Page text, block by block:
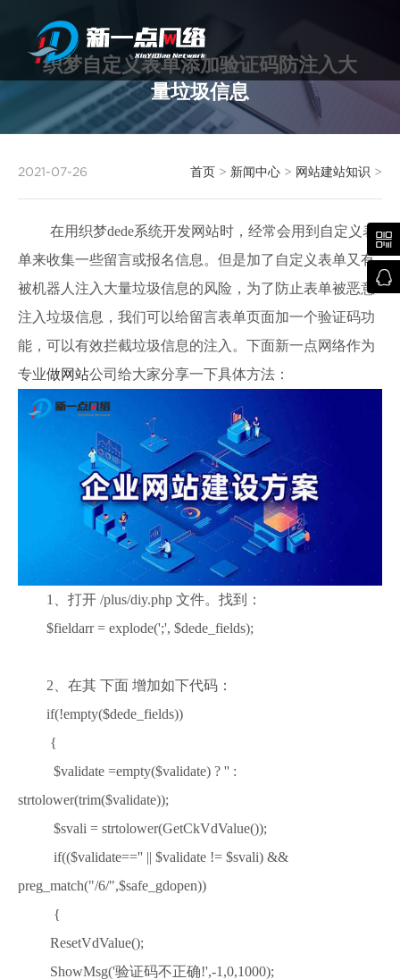
织梦自定义表单添加验证码防注入大
量垃圾信息
2021-07-26 首页 > 新闻中心 > 网站建站知识 >
在用织梦dede系统开发网站时，经常会用到自定义表
单来收集一些留言或报名信息。但是加了自定义表单又有
被机器人注入大量垃圾信息的风险，为了防止表单被恶意
注入垃圾信息，我们可以给留言表单页面加一个验证码功
能，可以有效拦截垃圾信息的注入。下面新一点网络作为
专业做网站公司给大家分享一下具体方法：
1、打开 /plus/diy.php 文件。找到：
$fieldarr = explode(';', $dede_fields);
2、在其 下面 增加如下代码：
if(!empty($dede_fields))
{
$validate =empty($validate) ? '' :
strtolower(trim($validate));
$svali = strtolower(GetCkVdValue());
if(($validate=='' || $validate != $svali) &&
preg_match("/6/",$safe_gdopen))
{
ResetVdValue();
ShowMsg('验证码不正确!',-1,0,1000);

